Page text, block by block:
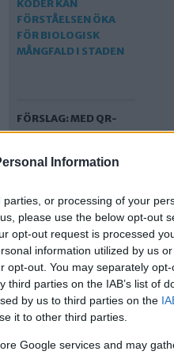
Information
or processing of your
please use the below opt-out
opt-out request is processed
information utilized by us
opt-out. You may separately
parties on the IAB’s list of
by us to third parties on the
it to other third parties.
Google services and may
FÖRSLAG: MED QR-
KODER KAN
FÖR BIOLOGISK
FÖRSLAG: BYGG EN